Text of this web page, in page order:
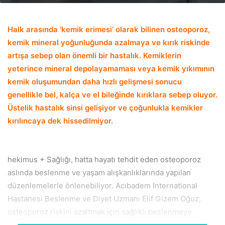
Halk arasında ‘kemik erimesi’ olarak bilinen osteoporoz,
kemik mineral yoğunluğunda azalmaya ve kırık riskinde
artışa sebep olan önemli bir hastalık. Kemiklerin
yeterince mineral depolayamaması veya kemik yıkımının
kemik oluşumundan daha hızlı gelişmesi sonucu
genellikle bel, kalça ve el bileğinde kırıklara sebep oluyor.
Üstelik hastalık sinsi gelişiyor ve çoğunlukla kemikler
kırılıncaya dek hissedilmiyor.
hekimus + Sağlığı, hatta hayatı tehdit eden osteoporoz
aslında beslenme ve yaşam alışkanlıklarında yapılan
düzenlemelerle önlenebiliyor. Acıbadem International
Hastanesi Beslenme ve Diyet Uzmanı Elif Gizem Oğuz,
osteoporoz riskini azaltmak için sağlıklı beslenmeye